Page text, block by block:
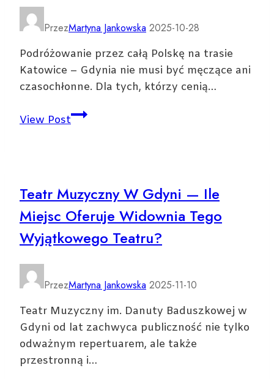
dla
podróżnych
PrzezMartyna Jankowska 2025-10-28
Podróżowanie przez całą Polskę na trasie
Katowice – Gdynia nie musi być męczące ani
czasochłonne. Dla tych, którzy cenią…
View PostJak
Katowic
do
—
informacje
podróżnych
Teatr Muzyczny W Gdyni — Ile
Miejsc Oferuje Widownia Tego
Wyjątkowego Teatru?
PrzezMartyna Jankowska 2025-11-10
Teatr Muzyczny im. Danuty Baduszkowej w
Gdyni od lat zachwyca publiczność nie tylko
odważnym repertuarem, ale także
przestronną i…